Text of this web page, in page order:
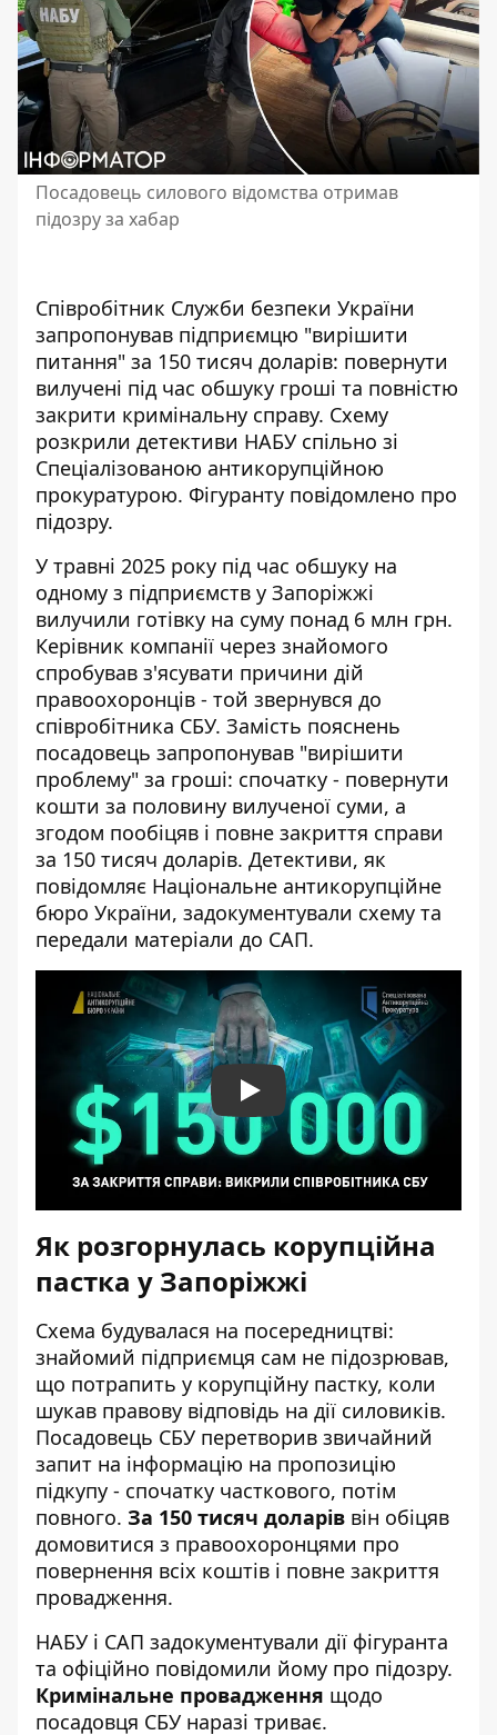
Посадовець силового відомства отримав
підозру за хабар
Співробітник Служби безпеки України
запропонував підприємцю "вирішити
питання" за 150 тисяч доларів: повернути
вилучені під час обшуку гроші та повністю
закрити кримінальну справу. Схему
розкрили детективи НАБУ спільно зі
Спеціалізованою антикорупційною
прокуратурою. Фігуранту повідомлено про
підозру.
У травні 2025 року під час обшуку на
одному з підприємств у Запоріжжі
вилучили готівку на суму понад 6 млн грн.
Керівник компанії через знайомого
спробував з'ясувати причини дій
правоохоронців - той звернувся до
співробітника СБУ. Замість пояснень
посадовець запропонував "вирішити
проблему" за гроші: спочатку - повернути
кошти за половину вилученої суми, а
згодом пообіцяв і повне закриття справи
за 150 тисяч доларів. Детективи, як
повідомляє Національне антикорупційне
бюро України, задокументували схему та
передали матеріали до САП.
Play
Як розгорнулась корупційна
пастка у Запоріжжі
Схема будувалася на посередництві:
знайомий підприємця сам не підозрював,
що потрапить у корупційну пастку, коли
шукав правову відповідь на дії силовиків.
Посадовець СБУ перетворив звичайний
запит на інформацію на пропозицію
підкупу - спочатку часткового, потім
повного. За 150 тисяч доларів він обіцяв
домовитися з правоохоронцями про
повернення всіх коштів і повне закриття
провадження.
НАБУ і САП задокументували дії фігуранта
та офіційно повідомили йому про підозру.
Кримінальне провадження щодо
посадовця СБУ наразі триває.